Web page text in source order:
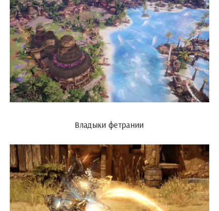
Владыки фетрании